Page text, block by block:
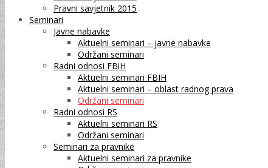
Pravni savjetnik 2015
Seminari
Javne nabavke
Aktuelni seminari – javne nabavke
Održani seminari
Radni odnosi FBiH
Aktuelni seminari FBIH
Aktuelni seminari – oblast radnog prava
Održani seminari
Radni odnosi RS
Aktuelni seminari RS
Održani seminari
Seminari za pravnike
Aktuelni seminari za pravnike